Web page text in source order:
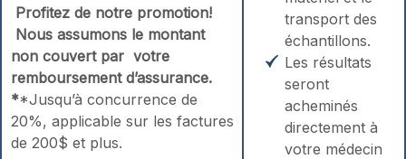
Profitez de notre promotion!
Nous assumons le montant
non couvert par votre
remboursement d’assurance.
**Jusqu’à concurrence de
20%, applicable sur les factures
de 200$ et plus.
transport des
échantillons.
Les résultats
seront
acheminés
directement à
votre médecin